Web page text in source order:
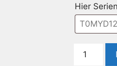
Hier
Chrysler